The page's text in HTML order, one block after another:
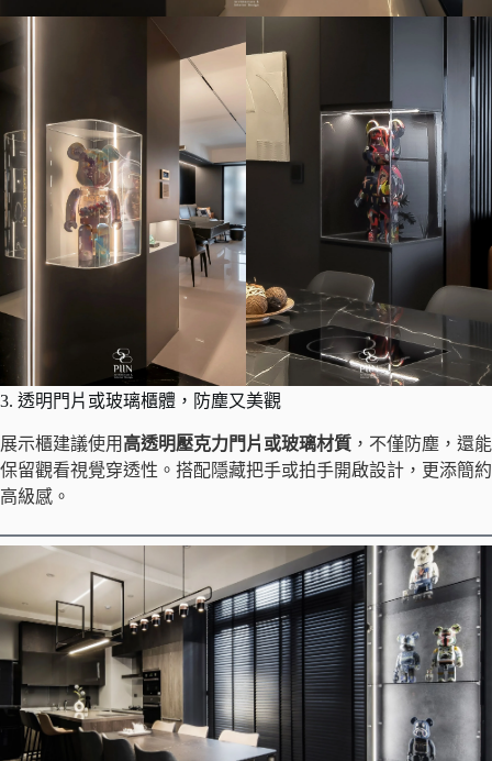
3. 透明門片或玻璃櫃體，防塵又美觀
展示櫃建議使用 高透明壓克力門片或玻璃材質 ，不僅防塵，還能
保留觀看視覺穿透性。搭配隱藏把手或拍手開啟設計，更添簡約
高級感。